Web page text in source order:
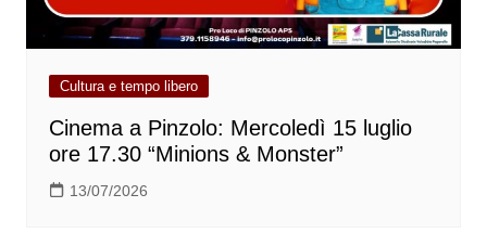
Cultura e tempo libero
Cinema a Pinzolo: Mercoledì 15 luglio
ore 17.30 “Minions & Monster”
13/07/2026